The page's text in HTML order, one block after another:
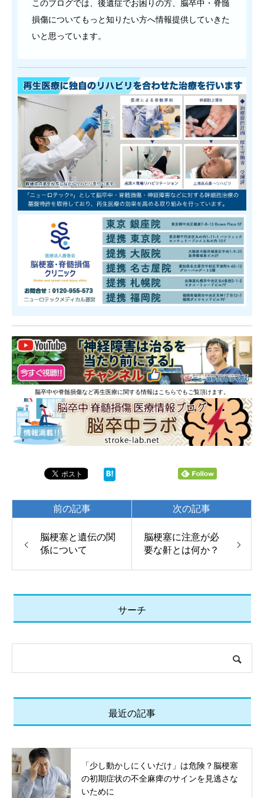
このブログでは、後遺症でお困りの方、脳卒中・脊髄
損傷についてもっと知りたい方へ情報提供していきた
いと思っています。
脳卒中や脊髄損傷など再生医療に関する情報はこちらでもご覧頂けます。
脳梗塞と遺伝の関
係について
前の記事
脳梗塞に注意が必
要な鼾とは何か？
次の記事
サーチ
最近の記事
「少し動かしにくいだけ」は危険？脳梗塞
の初期症状の不全麻痺のサインを見逃さな
いために